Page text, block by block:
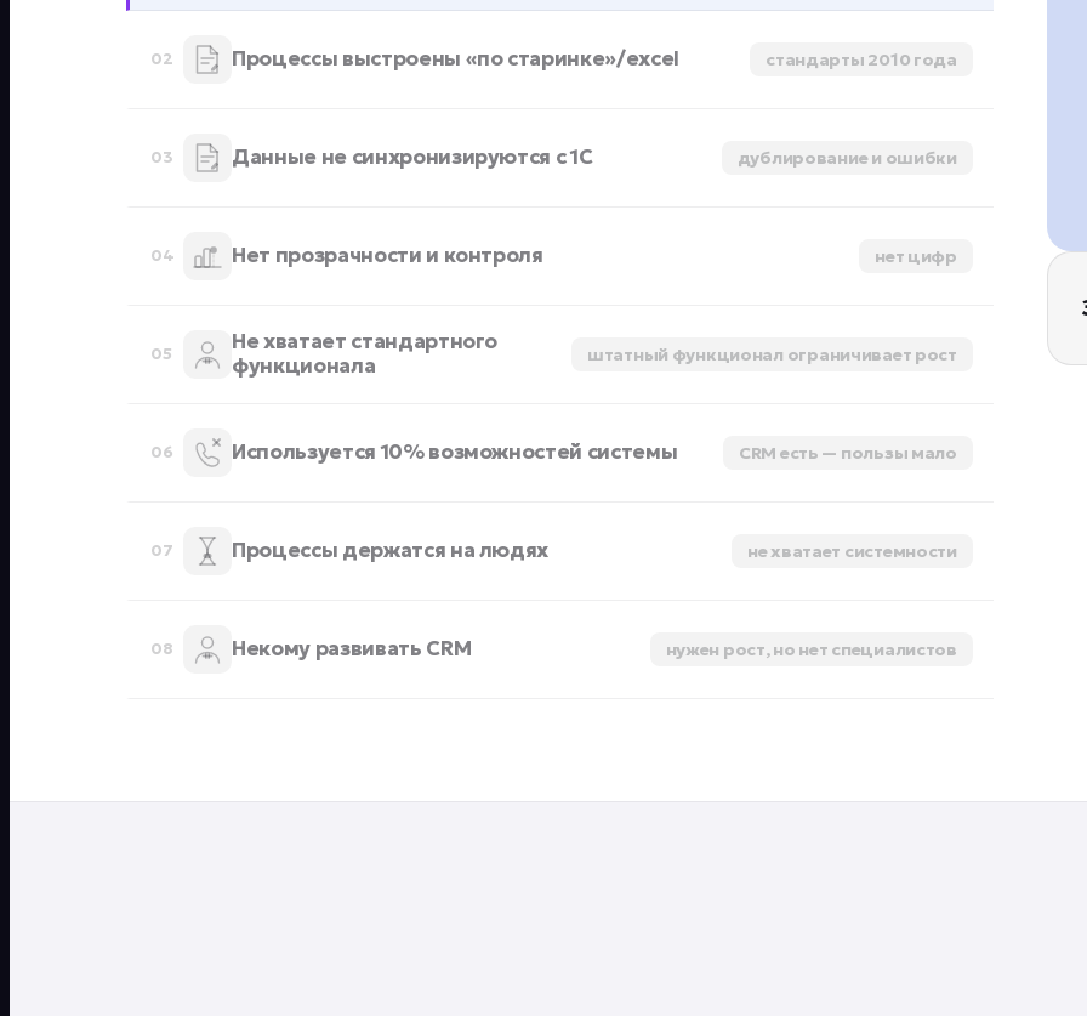
02 Процессы выстроены «по старинке»/excel стандарты 2010 года
03 Данные не синхронизируются с 1С дублирование и ошибки
04 Нет прозрачности и контроля нет цифр
05
Не хватает стандартного
функционала
штатный функционал ограничивает рост
06 Используется 10% возможностей системы CRM есть — пользы мало
07 Процессы держатся на людях не хватает системности
08 Некому развивать CRM нужен рост, но нет специалистов